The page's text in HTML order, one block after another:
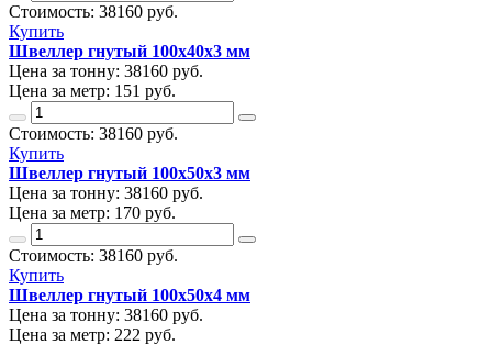
Стоимость: 38160 руб.
Купить
Швеллер гнутый 100х40х3 мм
Цена за тонну: 38160 руб.
Цена за метр: 151 руб.
Стоимость: 38160 руб.
Купить
Швеллер гнутый 100х50х3 мм
Цена за тонну: 38160 руб.
Цена за метр: 170 руб.
Стоимость: 38160 руб.
Купить
Швеллер гнутый 100х50х4 мм
Цена за тонну: 38160 руб.
Цена за метр: 222 руб.